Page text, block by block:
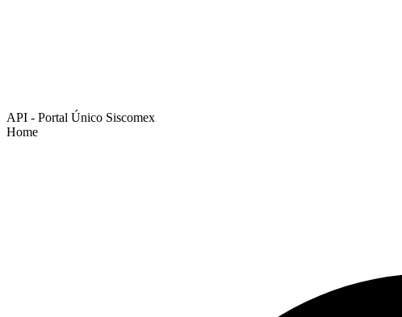
API - Portal Único Siscomex
Home